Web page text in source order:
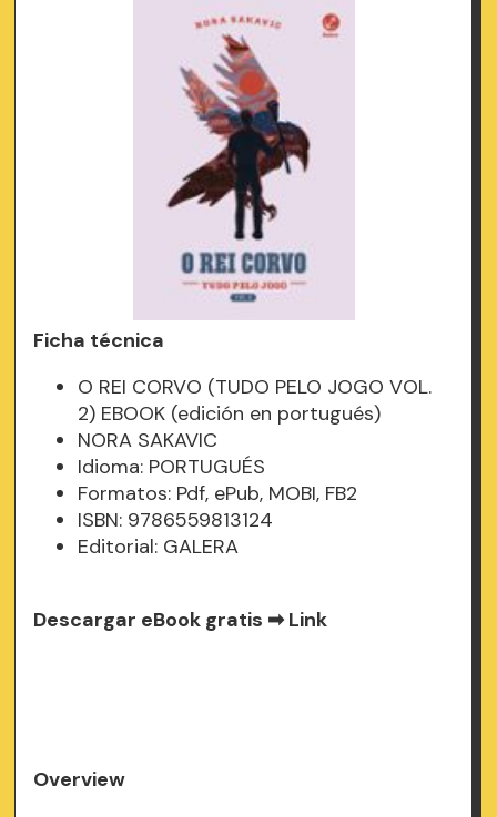
Ficha técnica
O REI CORVO (TUDO PELO JOGO VOL.
2) EBOOK (edición en portugués)
NORA SAKAVIC
Idioma: PORTUGUÉS
Formatos: Pdf, ePub, MOBI, FB2
ISBN: 9786559813124
Editorial: GALERA
Descargar eBook gratis ➡Link
Overview